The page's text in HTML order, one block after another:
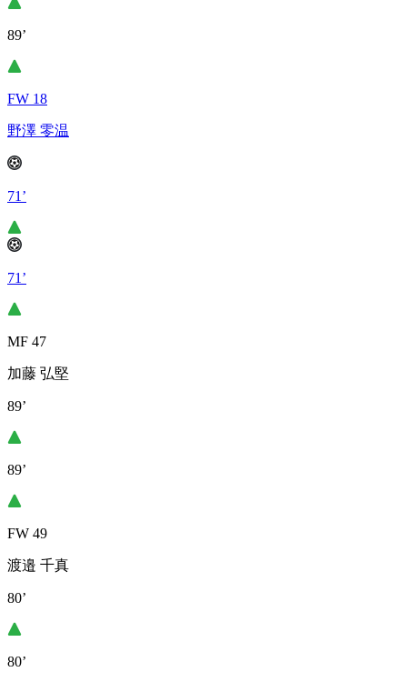
89’
FW 18
野澤 零温
71’
71’
MF 47
加藤 弘堅
89’
89’
FW 49
渡邉 千真
80’
80’